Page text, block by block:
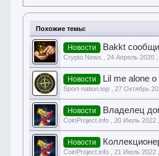
Похожие темы:
Новости Bakkt
Crypto News ,24 Апрель 2020
Новости Lil me alone
Sport-nation.top ,27 Октябрь
Новости Владелец
CoinProject.info ,20 Июль 2022
Новости
CoinProject.info ,21 Июль 2022